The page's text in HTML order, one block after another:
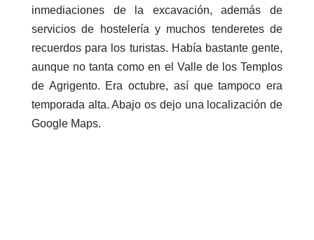
inmediaciones de la excavación, además de
servicios de hostelería y muchos tenderetes de
recuerdos para los turistas. Había bastante gente,
aunque no tanta como en el Valle de los Templos
de Agrigento. Era octubre, así que tampoco era
temporada alta. Abajo os dejo una localización de
Google Maps.